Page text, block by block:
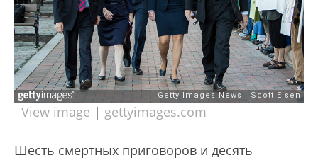
View image | gettyimages.com
Шесть смертных приговоров и десять